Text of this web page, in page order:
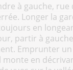
à gauche, rue
Longer la
en
partir à
Emprunter
en